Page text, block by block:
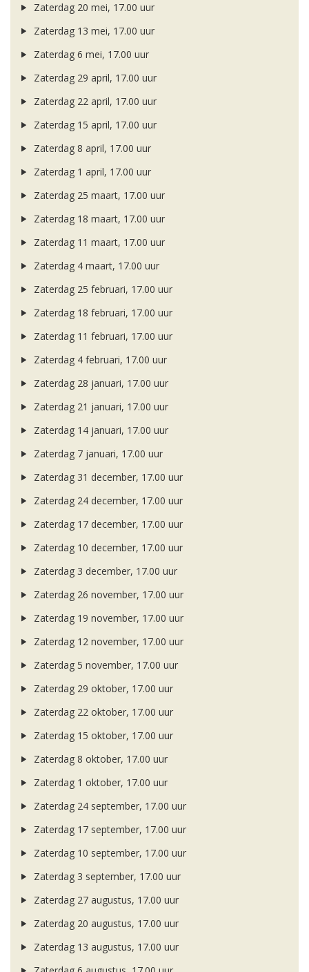
Zaterdag 20 mei, 17.00 uur
Zaterdag 13 mei, 17.00 uur
Zaterdag 6 mei, 17.00 uur
Zaterdag 29 april, 17.00 uur
Zaterdag 22 april, 17.00 uur
Zaterdag 15 april, 17.00 uur
Zaterdag 8 april, 17.00 uur
Zaterdag 1 april, 17.00 uur
Zaterdag 25 maart, 17.00 uur
Zaterdag 18 maart, 17.00 uur
Zaterdag 11 maart, 17.00 uur
Zaterdag 4 maart, 17.00 uur
Zaterdag 25 februari, 17.00 uur
Zaterdag 18 februari, 17.00 uur
Zaterdag 11 februari, 17.00 uur
Zaterdag 4 februari, 17.00 uur
Zaterdag 28 januari, 17.00 uur
Zaterdag 21 januari, 17.00 uur
Zaterdag 14 januari, 17.00 uur
Zaterdag 7 januari, 17.00 uur
Zaterdag 31 december, 17.00 uur
Zaterdag 24 december, 17.00 uur
Zaterdag 17 december, 17.00 uur
Zaterdag 10 december, 17.00 uur
Zaterdag 3 december, 17.00 uur
Zaterdag 26 november, 17.00 uur
Zaterdag 19 november, 17.00 uur
Zaterdag 12 november, 17.00 uur
Zaterdag 5 november, 17.00 uur
Zaterdag 29 oktober, 17.00 uur
Zaterdag 22 oktober, 17.00 uur
Zaterdag 15 oktober, 17.00 uur
Zaterdag 8 oktober, 17.00 uur
Zaterdag 1 oktober, 17.00 uur
Zaterdag 24 september, 17.00 uur
Zaterdag 17 september, 17.00 uur
Zaterdag 10 september, 17.00 uur
Zaterdag 3 september, 17.00 uur
Zaterdag 27 augustus, 17.00 uur
Zaterdag 20 augustus, 17.00 uur
Zaterdag 13 augustus, 17.00 uur